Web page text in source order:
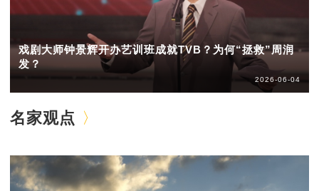
戏剧大师钟景辉开办艺训班成就TVB？为何“拯救”周润
发？
2026-06-04
名家观点